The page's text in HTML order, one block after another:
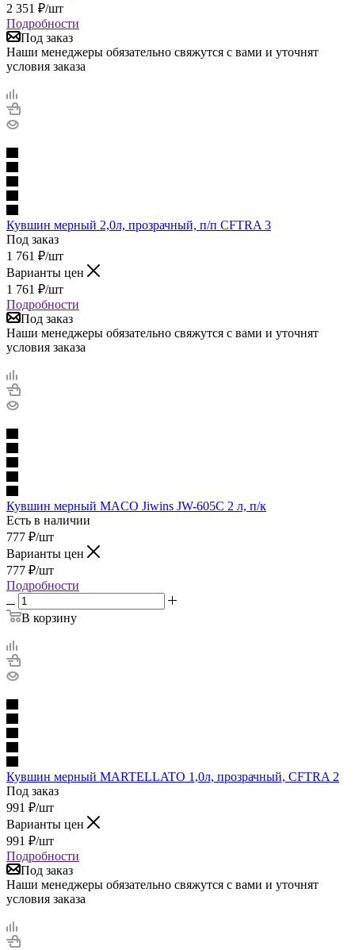
2 351 ₽/шт
Подробности
Под заказ
Наши менеджеры обязательно свяжутся с вами и уточнят
условия заказа
Кувшин мерный 2,0л, прозрачный, п/п CFTRA 3
Под заказ
1 761 ₽/шт
Варианты цен
1 761 ₽/шт
Подробности
Под заказ
Наши менеджеры обязательно свяжутся с вами и уточнят
условия заказа
Кувшин мерный MACO Jiwins JW-605C 2 л, п/к
Есть в наличии
777 ₽/шт
Варианты цен
777 ₽/шт
Подробности
В корзину
Кувшин мерный MARTELLATO 1,0л, прозрачный, CFTRA 2
Под заказ
991 ₽/шт
Варианты цен
991 ₽/шт
Подробности
Под заказ
Наши менеджеры обязательно свяжутся с вами и уточнят
условия заказа